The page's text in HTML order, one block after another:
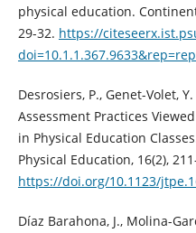
physical education.
29-32. https://
Desrosiers, P., Genet-Volet,
Assessment Practices
in Physical Education
Physical Education, 16(2),
https://doi.org/10.1123/
Díaz Barahona, J., Molina-